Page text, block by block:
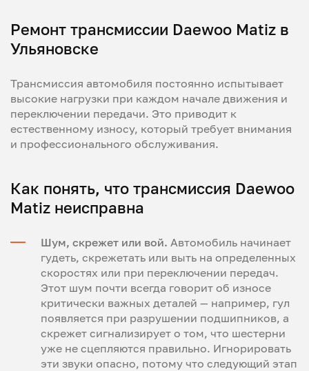
Ремонт трансмиссии Daewoo Matiz в
Ульяновске
Трансмиссия автомобиля постоянно испытывает
высокие нагрузки при каждом начале движения и
переключении передачи. Это приводит к
естественному износу, который требует внимания
и профессионального обслуживания.
Как понять, что трансмиссия Daewoo
Matiz неисправна
Шум, скрежет или вой. Автомобиль начинает
гудеть, скрежетать или выть на определенных
скоростях или при переключении передач.
Этот шум почти всегда говорит об износе
критически важных деталей — например, гул
появляется при разрушении подшипников, а
скрежет сигнализирует о том, что шестерни
уже не сцепляются правильно. Игнорировать
эти звуки опасно, потому что следующий этап